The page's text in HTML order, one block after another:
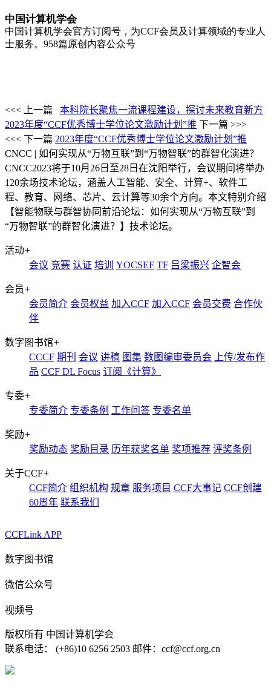
中国计算机学会
中国计算机学会官方订阅号，为CCF会员及计算领域的专业人
士服务。958篇原创内容公众号
<<< 上一篇
本科院长聚焦一流课程建设，探讨未来教育新方
2023年度“CCF优秀博士学位论文激励计划”推 下一篇 >>>
<<< 下一篇 2023年度“CCF优秀博士学位论文激励计划”推
CNCC | 如何实现从“万物互联”到“万物智联”的群智化演进？
CNCC2023将于10月26日至28日在沈阳举行，会议期间将举办
120余场技术论坛，涵盖人工智能、安全、计算+、软件工
程、教育、网络、芯片、云计算等30余个方向。本文特别介绍
【智能物联与群智协同前沿论坛：如何实现从“万物互联”到
“万物智联”的群智化演进？】技术论坛。
活动+
会议 竞赛 认证 培训 YOCSEF TF 吕梁振兴 企智会
会员+
会员简介 会员权益 加入CCF 加入CCF 会员交费 合作伙
伴
数字图书馆+
CCCF 期刊 会议 讲稿 图集 数图编审委员会
上传/发布作
品 CCF DL Focus 订阅《计算》
专委+
专委简介 专委条例 工作问答 专委名单
奖励+
奖励动态 奖励目录 历年获奖名单 奖项推荐 评奖条例
关于CCF+
CCF简介 组织机构 规章 服务项目 CCF大事记 CCF创建
60周年 联系我们
CCFLink APP
数字图书馆
微信公众号
视频号
版权所有 中国计算机学会
联系电话： (+86)10 6256 2503 邮件：ccf@ccf.org.cn